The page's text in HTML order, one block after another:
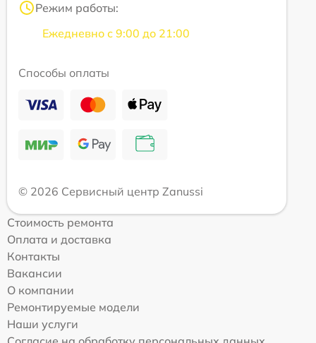
Режим работы:
Ежедневно с 9:00 до 21:00
Способы оплаты
© 2026 Сервисный центр Zanussi
Стоимость ремонта
Оплата и доставка
Контакты
Вакансии
О компании
Ремонтируемые модели
Наши услуги